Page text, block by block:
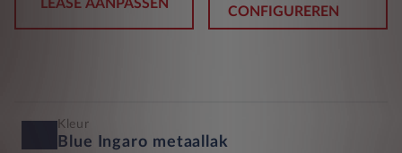
LEASE AANPASSEN
CONFIGUREREN
Kleur
Blue Ingaro metaallak